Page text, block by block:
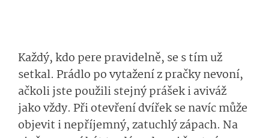
Každý, kdo pere pravidelně, se s tím už
setkal. Prádlo po vytažení z pračky nevoní,
ačkoli jste použili stejný prášek i aviváž
jako vždy. Při otevření dvířek se navíc může
objevit i nepříjemný, zatuchlý zápach. Na